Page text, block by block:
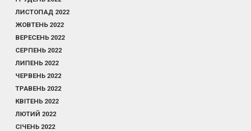
ЛИСТОПАД 2022
ЖОВТЕНЬ 2022
ВЕРЕСЕНЬ 2022
СЕРПЕНЬ 2022
ЛИПЕНЬ 2022
ЧЕРВЕНЬ 2022
ТРАВЕНЬ 2022
КВІТЕНЬ 2022
ЛЮТИЙ 2022
СІЧЕНЬ 2022